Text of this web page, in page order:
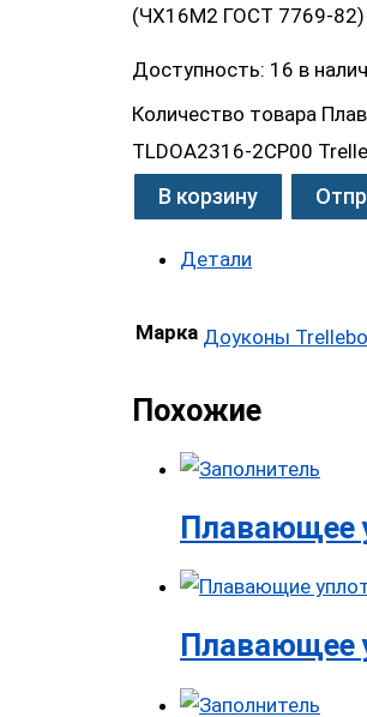
(ЧХ16М2 ГОСТ 7769-82)
Доступность: 16 в
Количество товара
TLDOA2316-2CP00
В корзину
Детали
Марка Доуконы
Похожие
Плавающее
Плавающее